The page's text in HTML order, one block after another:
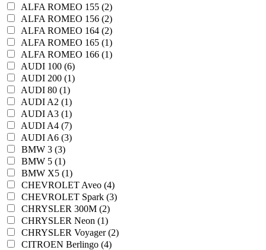
ALFA ROMEO 155 (2)
ALFA ROMEO 156 (2)
ALFA ROMEO 164 (2)
ALFA ROMEO 165 (1)
ALFA ROMEO 166 (1)
AUDI 100 (6)
AUDI 200 (1)
AUDI 80 (1)
AUDI A2 (1)
AUDI A3 (1)
AUDI A4 (7)
AUDI A6 (3)
BMW 3 (3)
BMW 5 (1)
BMW X5 (1)
CHEVROLET Aveo (4)
CHEVROLET Spark (3)
CHRYSLER 300M (2)
CHRYSLER Neon (1)
CHRYSLER Voyager (2)
CITROEN Berlingo (4)